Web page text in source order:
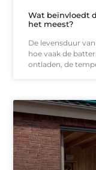
Wat beïnvloedt
het meest?
De levensduur
hoe vaak de
ontladen, de